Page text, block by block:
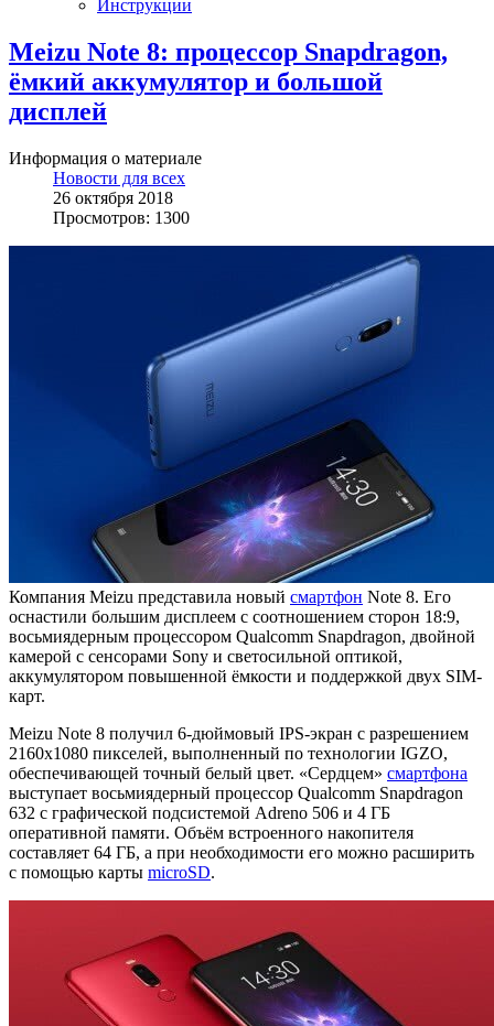
Инструкции
Meizu Note 8: процессор Snapdragon,
ёмкий аккумулятор и большой
дисплей
Информация о материале
Новости для всех
26 октября 2018
Просмотров: 1300
Компания Meizu представила новый смартфон Note 8. Его
оснастили большим дисплеем с соотношением сторон 18:9,
восьмиядерным процессором Qualcomm Snapdragon, двойной
камерой с сенсорами Sony и светосильной оптикой,
аккумулятором повышенной ёмкости и поддержкой двух SIM-
карт.
Meizu Note 8 получил 6-дюймовый IPS-экран с разрешением
2160x1080 пикселей, выполненный по технологии IGZO,
обеспечивающей точный белый цвет. «Сердцем» смартфона
выступает восьмиядерный процессор Qualcomm Snapdragon
632 с графической подсистемой Adreno 506 и 4 ГБ
оперативной памяти. Объём встроенного накопителя
составляет 64 ГБ, а при необходимости его можно расширить
с помощью карты microSD.